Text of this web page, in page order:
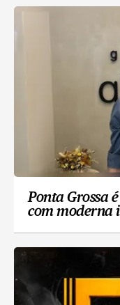
Ponta Grossa
com moderna